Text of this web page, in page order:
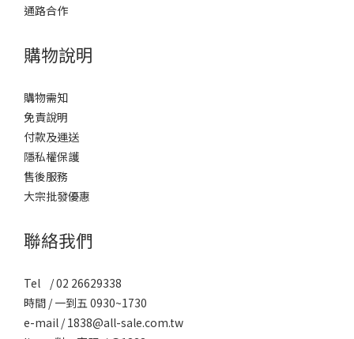
通路合作
購物說明
購物需知
免責說明
付款及運送
隱私權保護
售後服務
大宗批發優惠
聯絡我們
Tel / 02 26629338
時間 / 一到五 0930~1730
e-mail / 1838@all-sale.com.tw